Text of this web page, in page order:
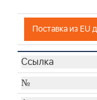
Поставка из EU